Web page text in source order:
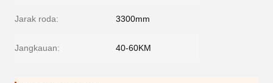
Jarak roda: 3300mm
Jangkauan: 40-60KM